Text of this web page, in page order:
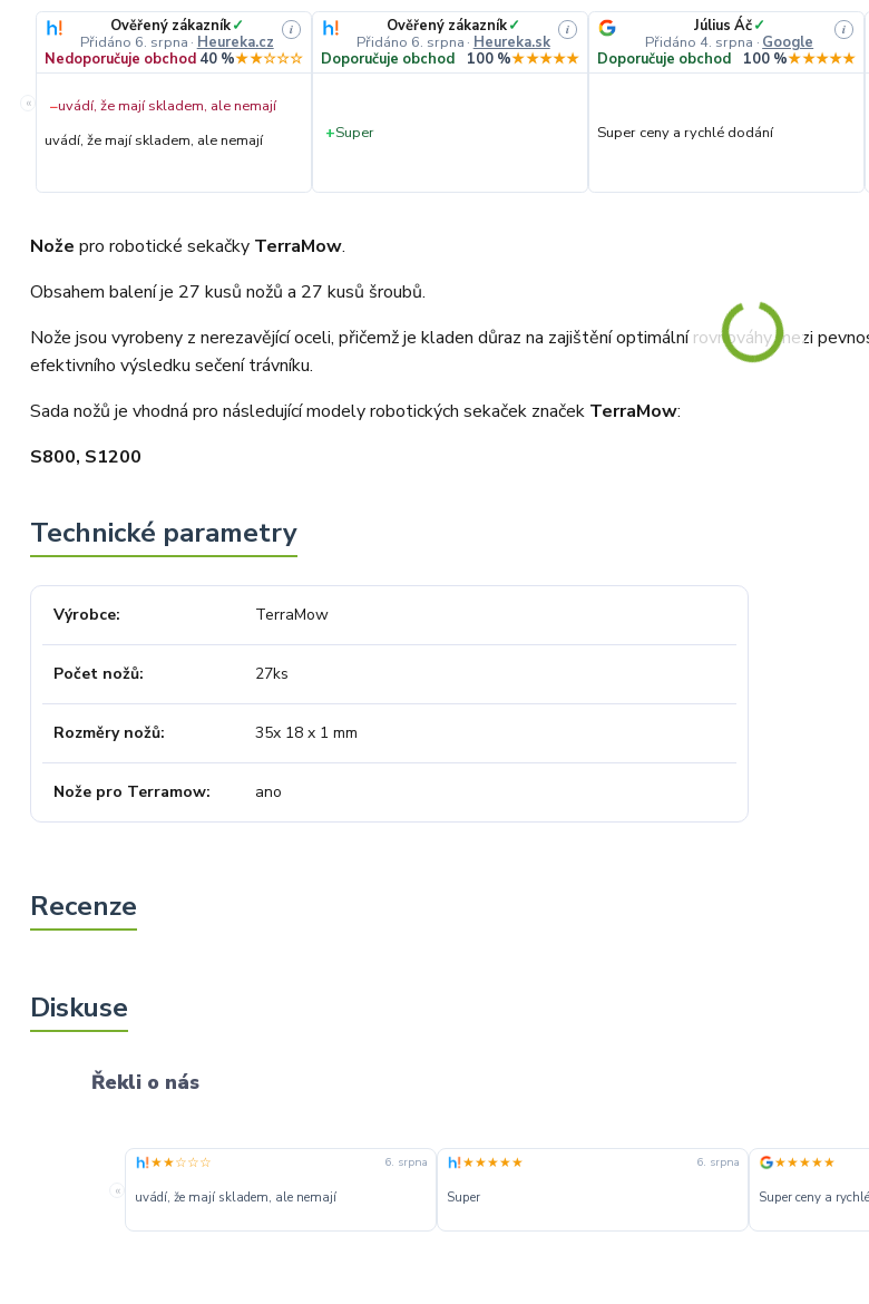
«
Ověřený zákazník✓
Přidáno 6. srpna · Heureka.cz
i
Nedoporučuje obchod 40 %★★☆☆☆
−uvádí, že mají skladem, ale nemají
uvádí, že mají skladem, ale nemají
Ověřený zákazník✓
Přidáno 6. srpna · Heureka.sk
i
Doporučuje obchod 100 %★★★★★
+Super
Július Áč✓
Přidáno 4. srpna · Google
i
Doporučuje obchod 100 %★★★★★
Super ceny a rychlé dodání
Nože pro robotické sekačky TerraMow.
Obsahem balení je 27 kusů nožů a 27 kusů šroubů.
Nože jsou vyrobeny z nerezavějící oceli, přičemž je kladen důraz na zajištění optimální rovnováhy mezi
efektivního výsledku sečení trávníku.
Sada nožů je vhodná pro následující modely robotických sekaček značek TerraMow:
S800, S1200
Výrobce TerraMow
Počet nožů 27ks
Rozměry nožů 35x 18 x 1 mm
Nože pro Terramow ano
Řekli o nás
«
★★☆☆☆ 6. srpna
uvádí, že mají skladem, ale nemají
★★★★★ 6. srpna
Super
★★★★★
Super ceny a